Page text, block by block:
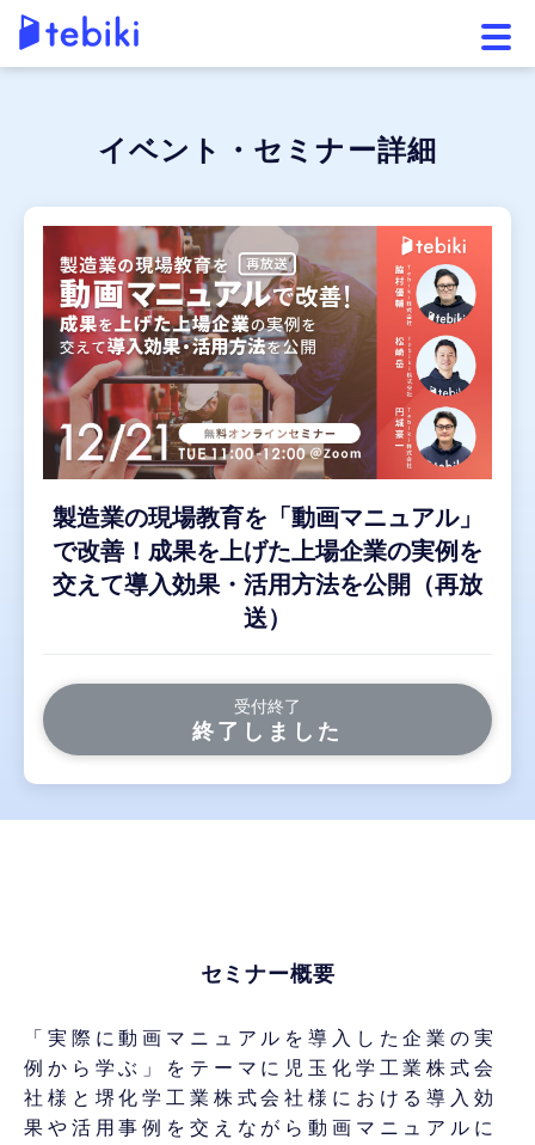
イベント・セミナー詳細
製造業の現場教育を「動画マニュアル」
で改善！成果を上げた上場企業の実例を
交えて導入効果・活用方法を公開（再放
送）
受付終了
終了しました
セミナー概要
「実際に動画マニュアルを導入した企業の実
例から学ぶ」をテーマに児玉化学工業株式会
社様と堺化学工業株式会社様における導入効
果や活用事例を交えながら動画マニュアルに